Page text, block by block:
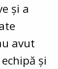
și a
avut
și